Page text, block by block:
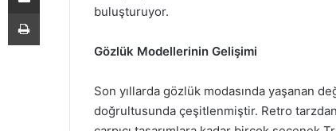
buluşturuyor.
Gözlük Modellerinin Gelişimi
Son yıllarda gözlük modasında yaşanan
doğrultusunda çeşitlenmiştir. Retro